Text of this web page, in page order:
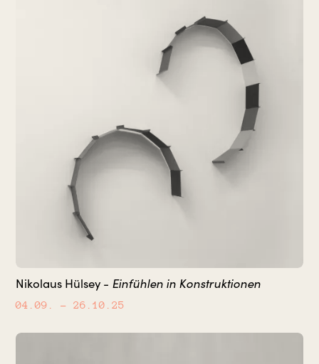
Nikolaus Hülsey - Einfühlen in Konstruktionen
04.09. – 26.10.25